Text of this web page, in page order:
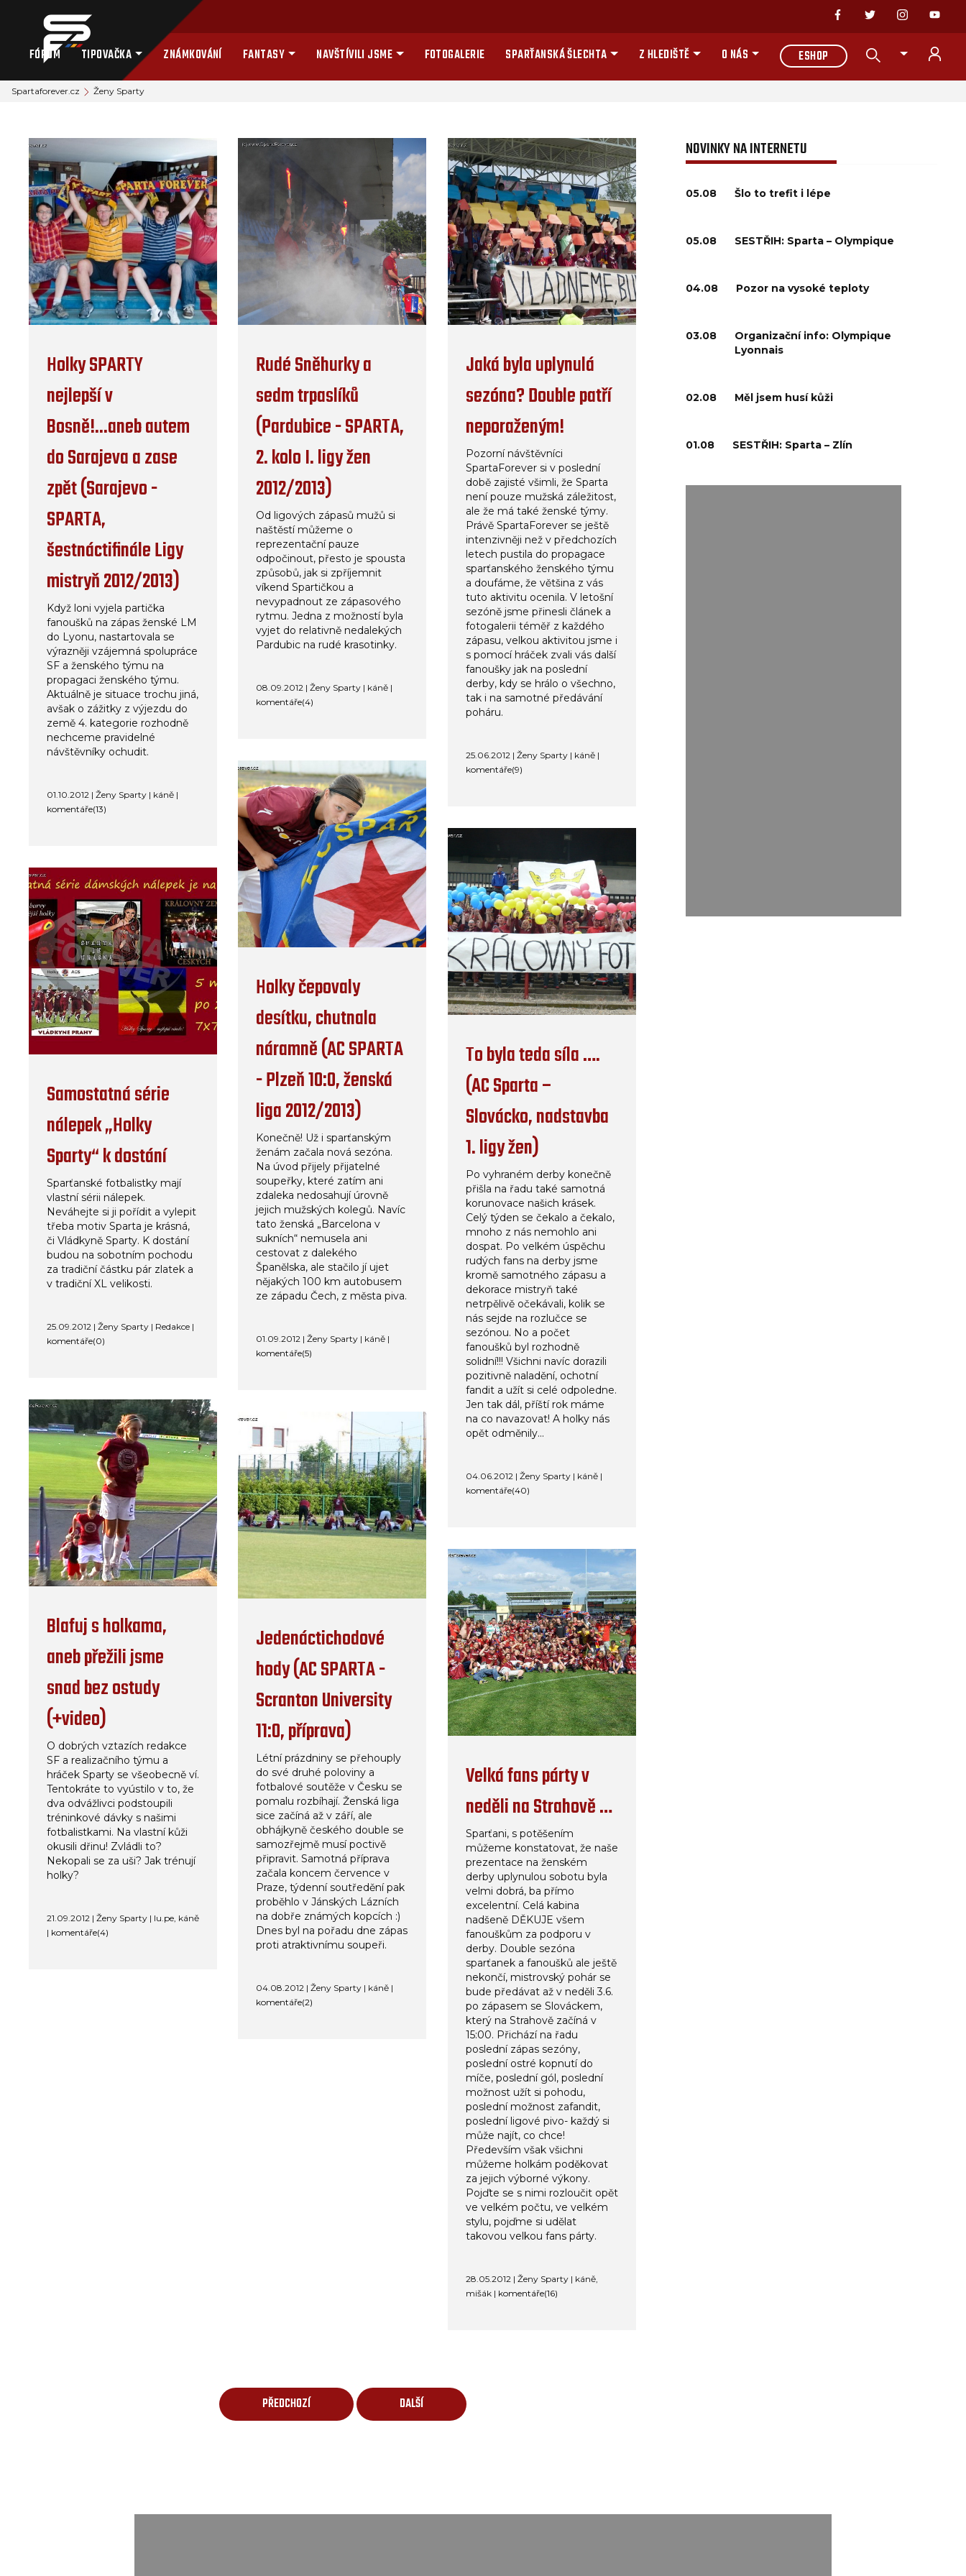
FÓRUM TIPOVAČKA ZNÁMKOVÁNÍ FANTASY NAVŠTÍVILI JSME FOTOGALERIE SPARŤANSKÁ ŠLECHTA Z HLEDIŠTĚ O NÁS ESHOP
Spartaforever.cz Ženy Sparty
Holky SPARTY
nejlepší v
Bosně!...aneb autem
do Sarajeva a zase
zpět (Sarajevo -
SPARTA,
šestnáctifinále Ligy
mistryň 2012/2013)
Když loni vyjela partička
fanoušků na zápas ženské LM
do Lyonu, nastartovala se
výrazněji vzájemná spolupráce
SF a ženského týmu na
propagaci ženského týmu.
Aktuálně je situace trochu jiná,
avšak o zážitky z výjezdu do
země 4. kategorie rozhodně
nechceme pravidelné
návštěvníky ochudit.
01.10.2012 | Ženy Sparty | káně |
komentáře(13)
Samostatná série
nálepek „Holky
Sparty“ k dostání
Sparťanské fotbalistky mají
vlastní sérii nálepek.
Neváhejte si ji pořídit a vylepit
třeba motiv Sparta je krásná,
či Vládkyně Sparty. K dostání
budou na sobotním pochodu
za tradiční částku pár zlatek a
v tradiční XL velikosti.
25.09.2012 | Ženy Sparty | Redakce |
komentáře(0)
Blafuj s holkama,
aneb přežili jsme
snad bez ostudy
(+video)
O dobrých vztazích redakce
SF a realizačního týmu a
hráček Sparty se všeobecně ví.
Tentokráte to vyústilo v to, že
dva odvážlivci podstoupili
tréninkové dávky s našimi
fotbalistkami. Na vlastní kůži
okusili dřinu! Zvládli to?
Nekopali se za uši? Jak trénují
holky?
21.09.2012 | Ženy Sparty | lu.pe, káně
| komentáře(4)
Rudé Sněhurky a
sedm trpaslíků
(Pardubice - SPARTA,
2. kolo I. ligy žen
2012/2013)
Od ligových zápasů mužů si
naštěstí můžeme o
reprezentační pauze
odpočinout, přesto je spousta
způsobů, jak si zpříjemnit
víkend Spartičkou a
nevypadnout ze zápasového
rytmu. Jedna z možností byla
vyjet do relativně nedalekých
Pardubic na rudé krasotinky.
08.09.2012 | Ženy Sparty | káně |
komentáře(4)
Holky čepovaly
desítku, chutnala
náramně (AC SPARTA
- Plzeň 10:0, ženská
liga 2012/2013)
Konečně! Už i sparťanským
ženám začala nová sezóna.
Na úvod přijely přijatelné
soupeřky, které zatím ani
zdaleka nedosahují úrovně
jejich mužských kolegů. Navíc
tato ženská „Barcelona v
sukních“ nemusela ani
cestovat z dalekého
Španělska, ale stačilo jí ujet
nějakých 100 km autobusem
ze západu Čech, z města piva.
01.09.2012 | Ženy Sparty | káně |
komentáře(5)
Jedenáctichodové
hody (AC SPARTA -
Scranton University
11:0, příprava)
Létní prázdniny se přehouply
do své druhé poloviny a
fotbalové soutěže v Česku se
pomalu rozbíhají. Ženská liga
sice začíná až v září, ale
obhájkyně českého double se
samozřejmě musí poctivě
připravit. Samotná příprava
začala koncem července v
Praze, týdenní soutředění pak
proběhlo v Jánských Lázních
na dobře známých kopcích :)
Dnes byl na pořadu dne zápas
proti atraktivnímu soupeři.
04.08.2012 | Ženy Sparty | káně |
komentáře(2)
Jaká byla uplynulá
sezóna? Double patří
neporaženým!
Pozorní návštěvníci
SpartaForever si v poslední
době zajisté všimli, že Sparta
není pouze mužská záležitost,
ale že má také ženské týmy.
Právě SpartaForever se ještě
intenzivněji než v předchozích
letech pustila do propagace
sparťanského ženského týmu
a doufáme, že většina z vás
tuto aktivitu ocenila. V letošní
sezóně jsme přinesli článek a
fotogalerii téměř z každého
zápasu, velkou aktivitou jsme i
s pomocí hráček zvali vás další
fanoušky jak na poslední
derby, kdy se hrálo o všechno,
tak i na samotné předávání
poháru.
25.06.2012 | Ženy Sparty | káně |
komentáře(9)
To byla teda síla ….
(AC Sparta –
Slovácko, nadstavba
1. ligy žen)
Po vyhraném derby konečně
přišla na řadu také samotná
korunovace našich krásek.
Celý týden se čekalo a čekalo,
mnoho z nás nemohlo ani
dospat. Po velkém úspěchu
rudých fans na derby jsme
kromě samotného zápasu a
dekorace mistryň také
netrpělivě očekávali, kolik se
nás sejde na rozlučce se
sezónou. No a počet
fanoušků byl rozhodně
solidní!!! Všichni navíc dorazili
pozitivně naladění, ochotní
fandit a užít si celé odpoledne.
Jen tak dál, příští rok máme
na co navazovat! A holky nás
opět odměnily...
04.06.2012 | Ženy Sparty | káně |
komentáře(40)
Velká fans párty v
neděli na Strahově …
Sparťani, s potěšením
můžeme konstatovat, že naše
prezentace na ženském
derby uplynulou sobotu byla
velmi dobrá, ba přímo
excelentní. Celá kabina
nadšeně DĚKUJE všem
fanouškům za podporu v
derby. Double sezóna
sparťanek a fanoušků ale ještě
nekončí, mistrovský pohár se
bude předávat až v neděli 3.6.
po zápasem se Slováckem,
který na Strahově začíná v
15:00. Přichází na řadu
poslední zápas sezóny,
poslední ostré kopnutí do
míče, poslední gól, poslední
možnost užít si pohodu,
poslední možnost zafandit,
poslední ligové pivo- každý si
může najít, co chce!
Především však všichni
můžeme holkám poděkovat
za jejich výborné výkony.
Pojďte se s nimi rozloučit opět
ve velkém počtu, ve velkém
stylu, pojďme si udělat
takovou velkou fans párty.
28.05.2012 | Ženy Sparty | káně,
mišák | komentáře(16)
PŘEDCHOZÍ DALŠÍ
NOVINKY NA INTERNETU
05.08 Šlo to trefit i lépe
05.08 SESTŘIH: Sparta – Olympique
04.08 Pozor na vysoké teploty
03.08
Organizační info: Olympique
Lyonnais
02.08 Měl jsem husí kůži
01.08 SESTŘIH: Sparta – Zlín